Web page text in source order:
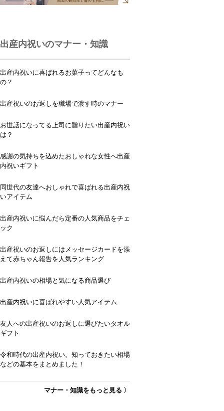
出産内祝いのマナー・知識
出産内祝いに喜ばれるお菓子ってどんなも
の？
出産祝いのお返しを職場で渡す時のマナー
お世話になってる上司に贈りたい出産内祝い
は？
感謝の気持ちを込めたおしゃれな女性へ出産
内祝いギフト
同世代の友達へおしゃれで喜ばれる出産内祝
いアイテム
出産内祝いに悩んだら定番の人気商品をチェ
ック
出産祝いのお返しにはメッセージカードを添
えて赤ちゃん報告を人気ランキング
出産内祝いの相場と気になる商品選び
出産内祝いに喜ばれやすい人気アイテム
友人への出産祝いのお返しに選びたいタオル
ギフト
令和時代の出産内祝い。知っておきたい相場
などの基本をまとめました！
マナー・知識をもっと見る 〉